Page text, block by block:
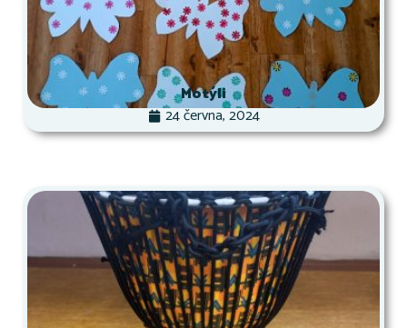
Motýli
24 června, 2024